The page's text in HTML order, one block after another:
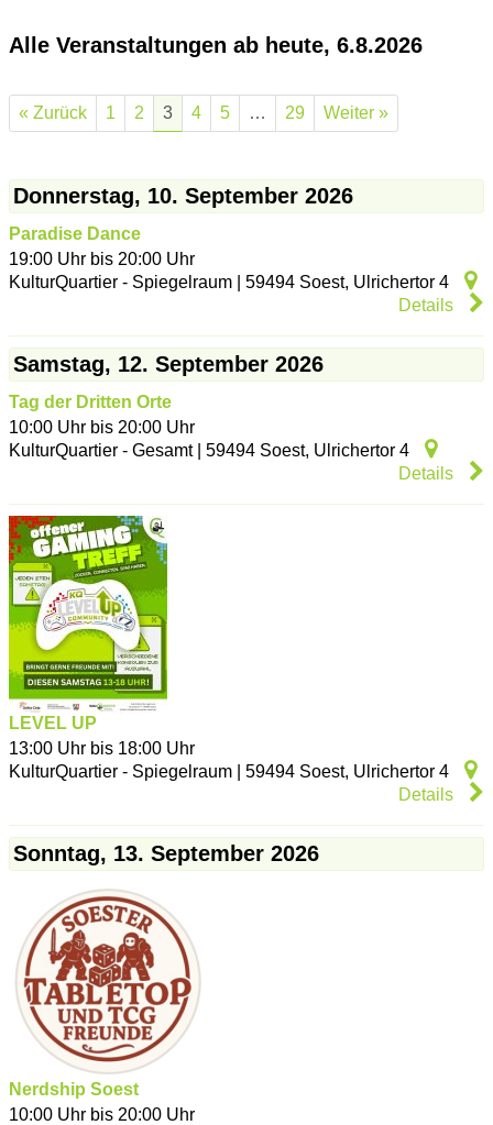
Alle Veranstaltungen ab heute, 6.8.2026
« Zurück 1 2 3 4 5 … 29 Weiter »
Donnerstag, 10. September 2026
Paradise Dance
19:00 Uhr bis 20:00 Uhr
KulturQuartier - Spiegelraum
59494 Soest, Ulrichertor 4
Details
Samstag, 12. September 2026
Tag der Dritten Orte
10:00 Uhr bis 20:00 Uhr
KulturQuartier - Gesamt| 59494 Soest, Ulrichertor 4
Details
LEVEL UP
13:00 Uhr bis 18:00 Uhr
KulturQuartier - Spiegelraum
59494 Soest, Ulrichertor 4
Details
Sonntag, 13. September 2026
Nerdship Soest
10:00 Uhr bis 20:00 Uhr